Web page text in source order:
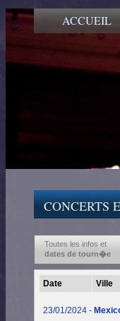
ACCUEIL
CONCERTS
Toutes les infos et
dates de tourn�e
Date Ville
23/01/2024 -